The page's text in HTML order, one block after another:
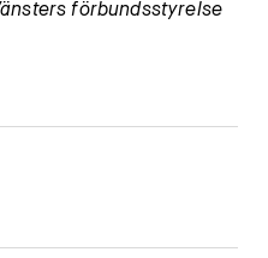
förbundsstyrelse